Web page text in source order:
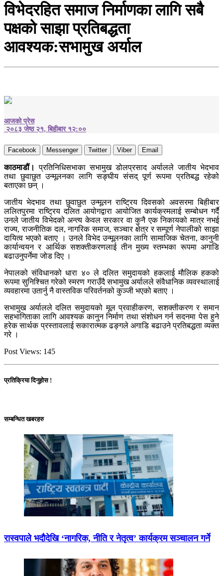
विभेदरहित समाज निर्माणका लागि सबै
पक्षको साझा प्रतिबद्धता
आवश्यक:सभामुख अर्याल
आजको प्रेस
२०८३ जेष्ठ २१, बिहीबार १२:००
Facebook Messenger Twitter Viber Email
काठमाडौं। प्रतिनिधिसभाका सभामुख डोलप्रसाद अर्यालले जातीय भेदभाव
तथा छुवाछुत उन्मूलनका लागि सङ्घीय संसद् पूर्ण रूपमा प्रतिबद्ध रहेको
बताएका छन् ।
जातीय भेदभाव तथा छुवाछुत उन्मूलन राष्ट्रिय दिवसको अवसरमा बिहीबार
ललितपुरमा राष्ट्रिय दलित आयोगद्वारा आयोजित कार्यक्रमलाई सम्बोधन गर्दै
उनले जातीय विभेदको अन्त्य केवल सरकार वा कुनै एक निकायको मात्र नभई
राज्य, राजनीतिक दल, नागरिक समाज, सञ्चार क्षेत्र र सम्पूर्ण नेपालीको साझा
दायित्व भएको बताए । उनले विभेद उन्मूलनका लागि सामाजिक चेतना, कानुनी
कार्यान्वयन र आर्थिक सशक्तीकरणलाई तीन मुख्य स्तम्भका रूपमा अगाडि
बढाउनुपर्नेमा जोड दिए ।
नेपालको संविधानको धारा ४० ले दलित समुदायको हकलाई मौलिक हकको
रूपमा सुनिश्चित गरेको स्मरण गराउँदै सभामुख अर्यालले संवैधानिक व्यवस्थालाई
व्यवहारमा उतार्नु नै वास्तविक परिवर्तनको कुञ्जी भएको बताए ।
सभामुख अर्यालले दलित समुदायको मूल प्रवाहीकरण, सशक्तीकरण र समान
सहभागिताका लागि आवश्यक कानुन निर्माण तथा संशोधन गर्न सदनमा पेस हुने
हरेक सार्थक प्रस्तावलाई सकारात्मक ढङ्गले अगाडि बढाउने प्रतिबद्धता व्यक्त
गरे ।
Post Views: 145
प्रतिक्रिया दिनुहोस !
सम्बन्धित खबरहरु
रास्वपाले भदौदेखि ‘नागरिक, नीति र नेतृत्व’ कार्यक्रम सञ्चालन गर्ने